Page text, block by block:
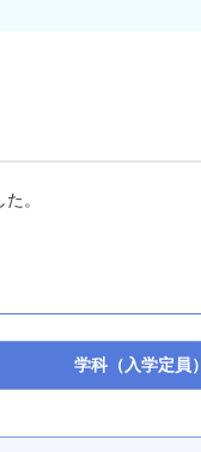
。
学科（入学定員）